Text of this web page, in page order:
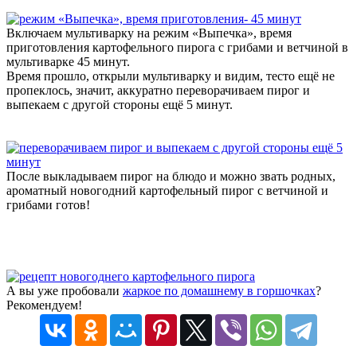
Включаем мультиварку на режим «Выпечка», время
приготовления картофельного пирога с грибами и ветчиной в
мультиварке 45 минут.
Время прошло, открыли мультиварку и видим, тесто ещё не
пропеклось, значит, аккуратно переворачиваем пирог и
выпекаем с другой стороны ещё 5 минут.
После выкладываем пирог на блюдо и можно звать родных,
ароматный новогодний картофельный пирог с ветчиной и
грибами готов!
А вы уже пробовали жаркое по домашнему в горшочках?
Рекомендуем!